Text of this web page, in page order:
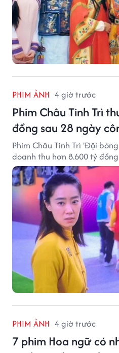
PHIM ẢNH 4 giờ trước
Phim Châu Tinh Trì
đồng sau 28 ngày
Phim Châu Tinh Trì 'Đội
doanh thu hơn 8.600 tỷ
PHIM ẢNH 4 giờ trước
7 phim Hoa ngữ có